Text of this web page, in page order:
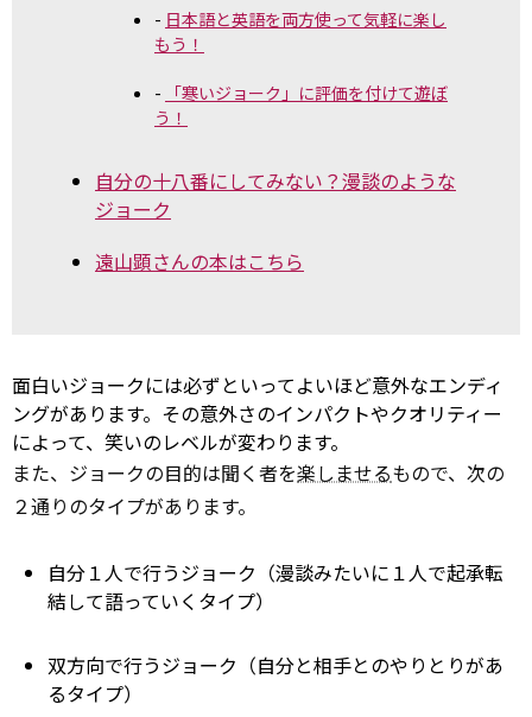
日本語と英語を両方使って気軽に楽し
もう！
「寒いジョーク」に評価を付けて遊ぼ
う！
自分の十八番にしてみない？漫談のような
ジョーク
遠山顕さんの本はこちら
面白いジョークには必ずといってよいほど意外なエンディ
ングがあります。その意外さのインパクトやクオリティー
によって、笑いのレベルが変わります。
また、ジョークの目的は聞く者を楽しませるもので、次の
２通りのタイプがあります。
自分１人で行うジョーク（漫談みたいに１人で起承転
結して語っていくタイプ）
双方向で行うジョーク（自分と相手とのやりとりがあ
るタイプ）